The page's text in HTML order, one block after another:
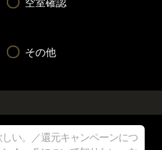
空室確認
その他